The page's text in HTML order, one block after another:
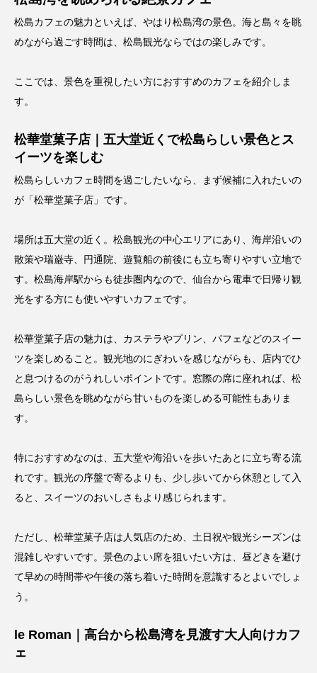
松島カフェの魅力といえば、やはり松島湾の景色。海と島々を眺
めながら過ごす時間は、松島観光ならではの楽しみです。
ここでは、景色を重視したい方におすすめのカフェを紹介しま
す。
松華堂菓子店｜五大堂近くで松島らしい景色とス
イーツを楽しむ
松島らしいカフェ時間を過ごしたいなら、まず候補に入れたいの
が「松華堂菓子店 」です。
場所は五大堂の近く。松島観光の中心エリアにあり、海岸沿いの
散策や瑞巌寺、円通院、遊覧船の前後にも立ち寄りやすい立地で
す。松島海岸駅からも徒歩圏内なので、仙台から電車で日帰り観
光をする方にも使いやすいカフェです。
松華堂菓子店の魅力は、カステラやプリン、パフェなどのスイー
ツを楽しめること。観光地のにぎわいを感じながらも、店内でひ
と息つけるのがうれしいポイントです。窓際の席に座れれば、松
島らしい景色を眺めながら甘いものを楽しめる可能性もありま
す。
特におすすめなのは、五大堂や海沿いを歩いたあとに立ち寄る流
れです。観光の序盤で寄るよりも、少し歩いてから休憩として入
ると、スイーツのおいしさもより感じられます。
ただし、松華堂菓子店は人気店のため、土日祝や観光シーズンは
混雑しやすいです。景色のよい席を狙いたい方は、昼どきを避け
て早めの時間帯や午後の落ち着いた時間を意識するとよいでしょ
う。
le Roman｜高台から松島湾を見渡す大人向けカフ
ェ